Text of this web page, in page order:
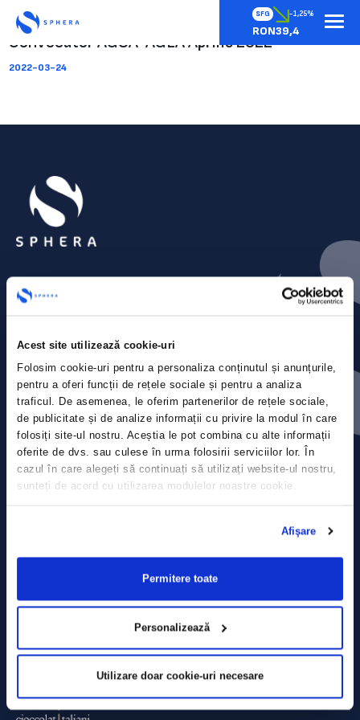
Acest site utilizează cookie-uri
Folosim cookie-uri pentru a personaliza conținutul și anunțurile,
pentru a oferi funcții de rețele sociale și pentru a analiza
traficul. De asemenea, le oferim partenerilor de rețele sociale,
de publicitate și de analize informații cu privire la modul în care
folosiți site-ul nostru. Aceștia le pot combina cu alte informații
oferite de dvs. sau culese în urma folosirii serviciilor lor. În
cazul în care alegeți să continuați să utilizați website-ul nostru,
sunteți de acord cu utilizarea modulelor noastre cookie.
Afişare
Permitere toate
Personalizează
Utilizare doar cookie-uri necesare
SFG -1,25%
RON39,4
Convocator AGOA-AGEA Aprilie 2022
2022-03-24
Contact
Comunicate de presă
Politica de confidențialitate
Politica de prelucrare a datelor